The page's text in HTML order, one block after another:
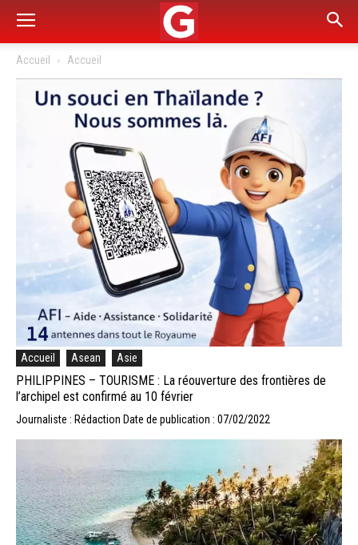
Accueil Accueil
Accueil Asean Asie
PHILIPPINES – TOURISME : La réouverture des frontières de
l’archipel est confirmé au 10 février
Journaliste : Rédaction Date de publication : 07/02/2022